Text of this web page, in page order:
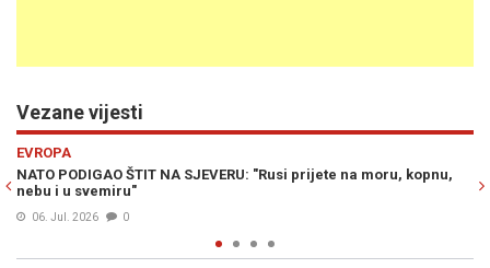
Vezane vijesti
EVROPA
IZNENADNA ODLUKA: Rusija zatvorila granične prijelaze
tri europske države, napetost raste...
01. Jul. 2026